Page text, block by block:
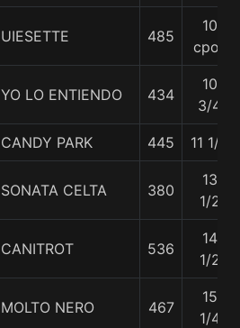
UIESETTE 485
10
cpos
YO LO ENTIENDO 434
10
3/4
CANDY PARK 445 11 1/2
SONATA CELTA 380
13
1/2
CANITROT 536
14
1/2
MOLTO NERO 467
15
1/4